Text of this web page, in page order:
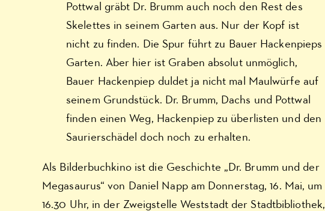
Pottwal gräbt Dr. Brumm auch noch den Rest des
Skelettes in seinem Garten aus. Nur der Kopf ist
nicht zu finden. Die Spur führt zu Bauer Hackenpieps
Garten. Aber hier ist Graben absolut unmöglich,
Bauer Hackenpiep duldet ja nicht mal Maulwürfe auf
seinem Grundstück. Dr. Brumm, Dachs und Pottwal
finden einen Weg, Hackenpiep zu überlisten und den
Saurierschädel doch noch zu erhalten.
Als Bilderbuchkino ist die Geschichte „Dr. Brumm und der
Megasaurus“ von Daniel Napp am Donnerstag, 16. Mai, um
16.30 Uhr, in der Zweigstelle Weststadt der Stadtbibliothek,